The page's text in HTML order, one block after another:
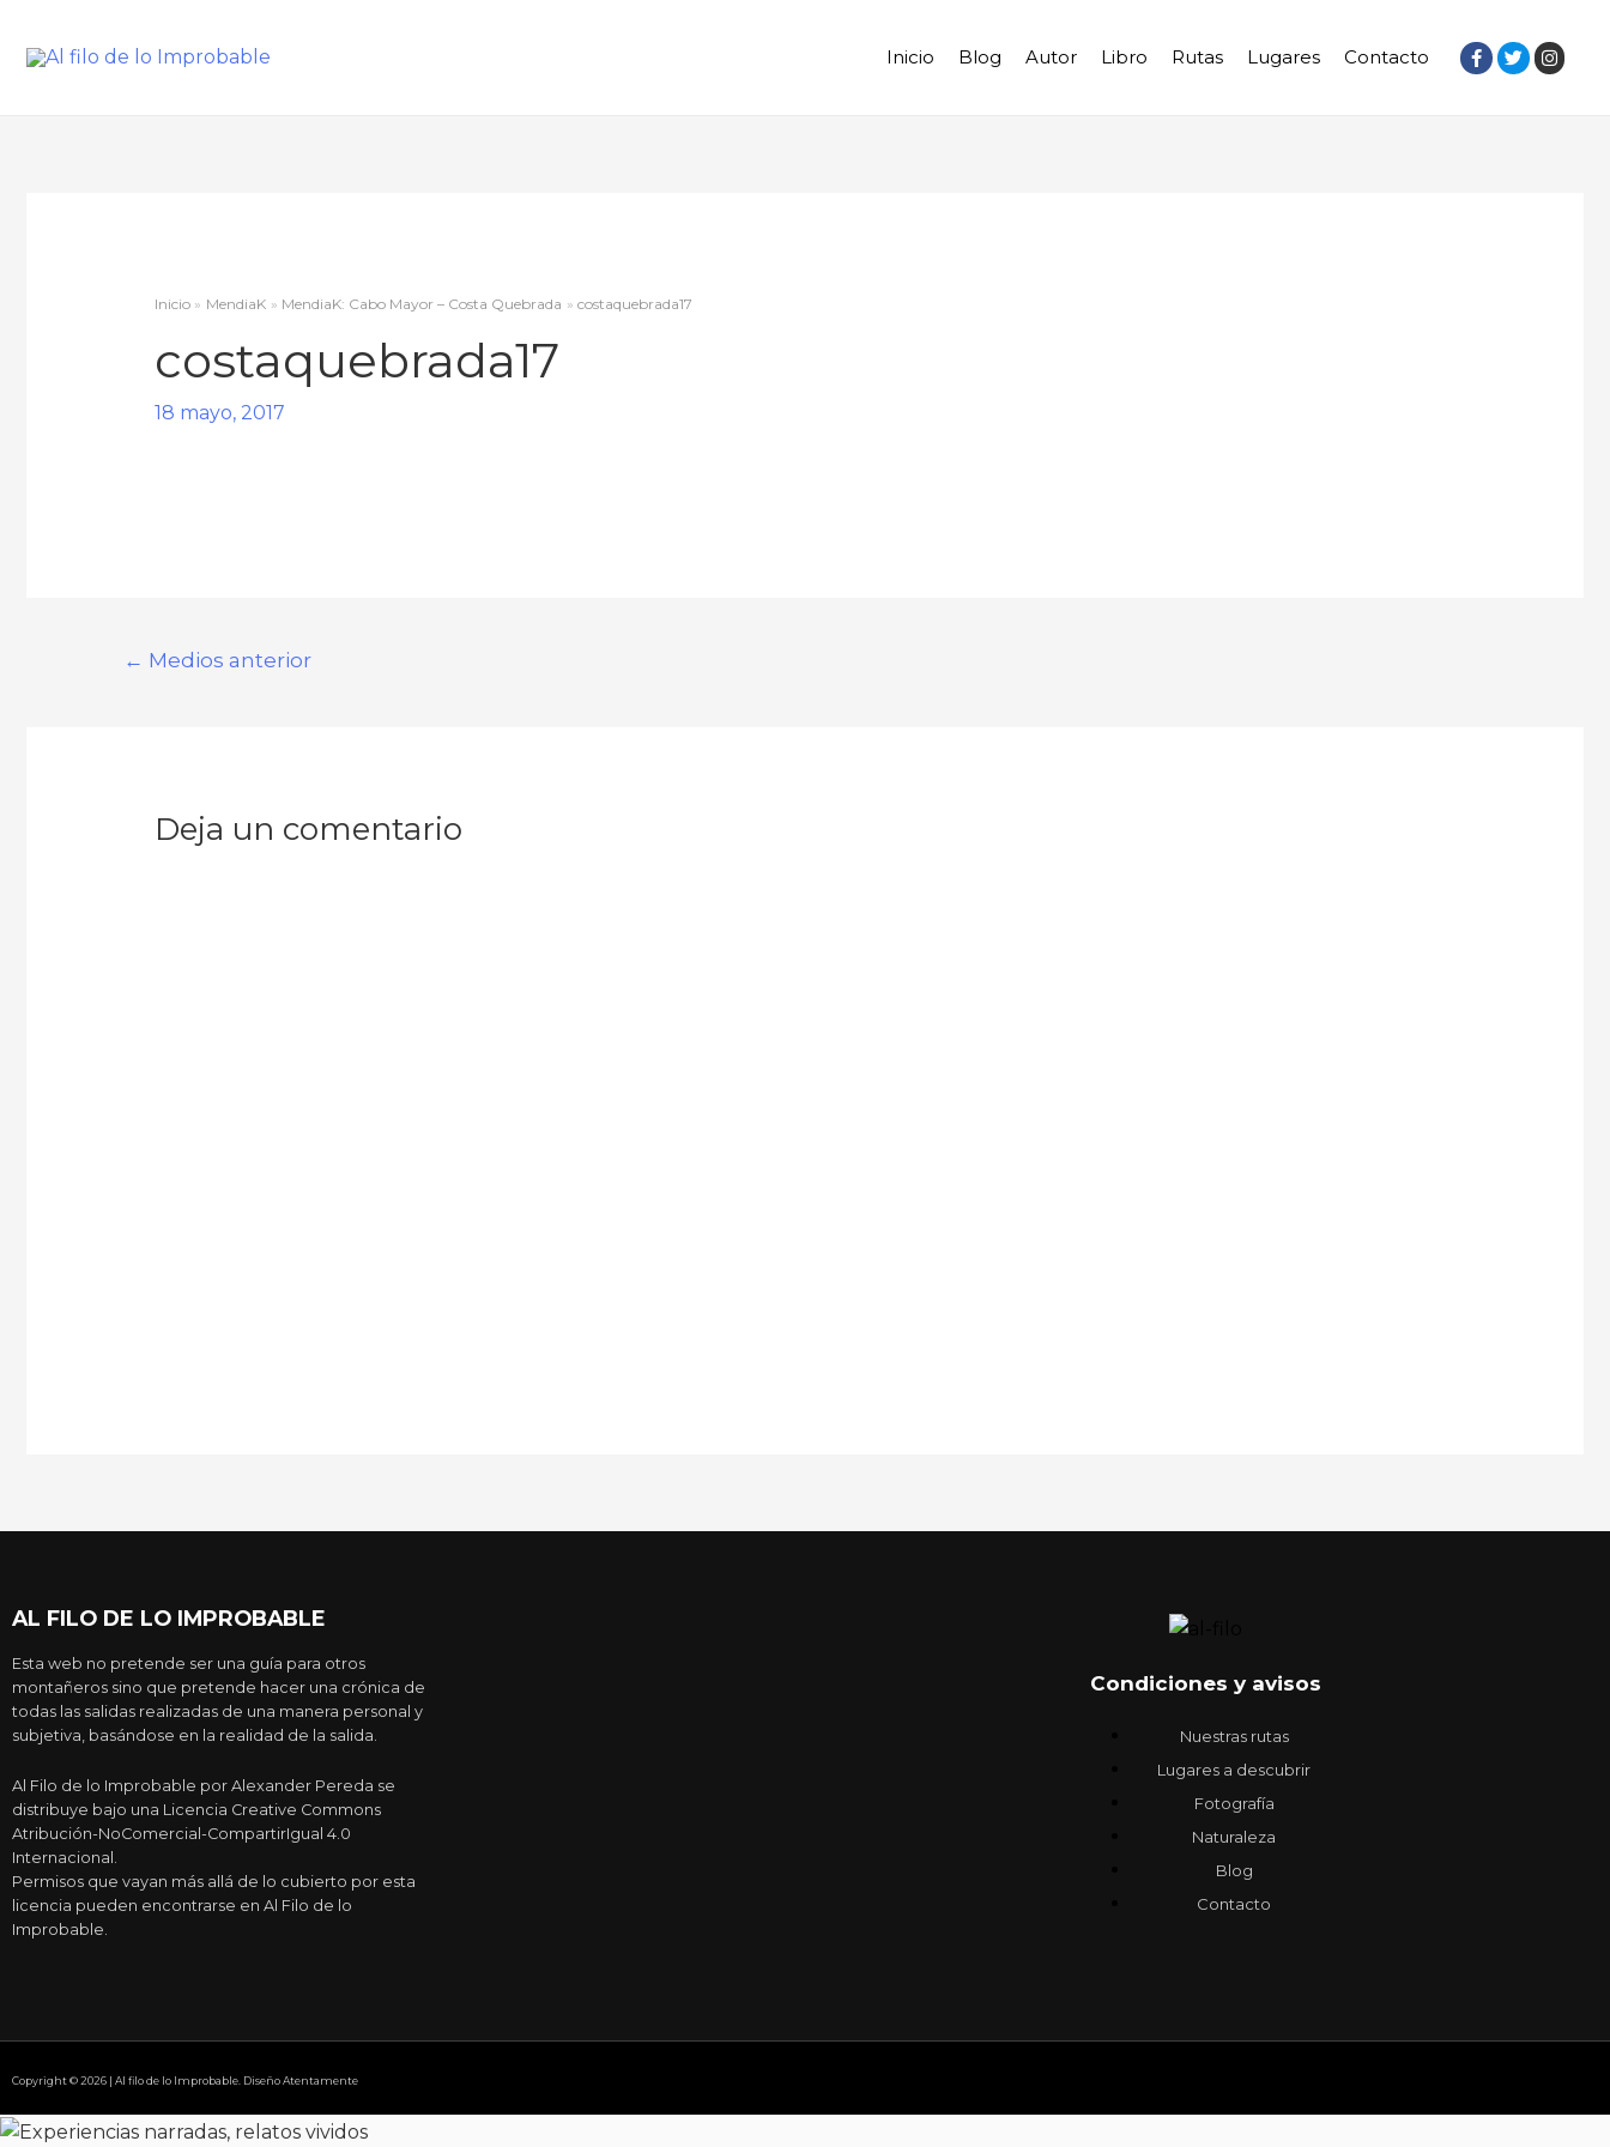
Inicio Blog Autor Libro Rutas Lugares Contacto
Inicio MendiaK MendiaK: Cabo Mayor – Costa Quebrada costaquebrada17
costaquebrada17
18 mayo, 2017
← Medios anterior
Deja un comentario
AL FILO DE LO IMPROBABLE
Esta web no pretende ser una guía para otros
montañeros sino que pretende hacer una crónica de
todas las salidas realizadas de una manera personal y
subjetiva, basándose en la realidad de la salida.
Al Filo de lo Improbable por Alexander Pereda se
distribuye bajo una Licencia Creative Commons
Atribución-NoComercial-CompartirIgual 4.0
Internacional.
Permisos que vayan más allá de lo cubierto por esta
licencia pueden encontrarse en Al Filo de lo
Improbable.
Condiciones y avisos
Nuestras rutas
Lugares a descubrir
Fotografía
Naturaleza
Blog
Contacto
Copyright © 2026 | Al filo de lo Improbable. Diseño Atentamente